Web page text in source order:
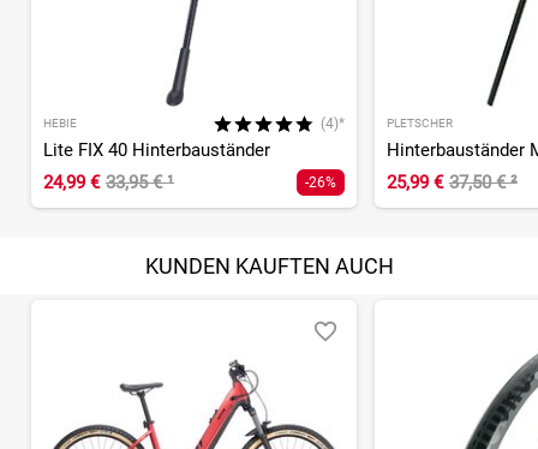
HEBIE (4)*
Lite FIX 40 Hinterbauständer
24,99 € 33,95 €¹ -26%
PLETSCHER
Hinterbauständer
25,99 € 37,50 €²
KUNDEN KAUFTEN AUCH